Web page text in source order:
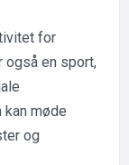
for
også en sport,
kan møde
og